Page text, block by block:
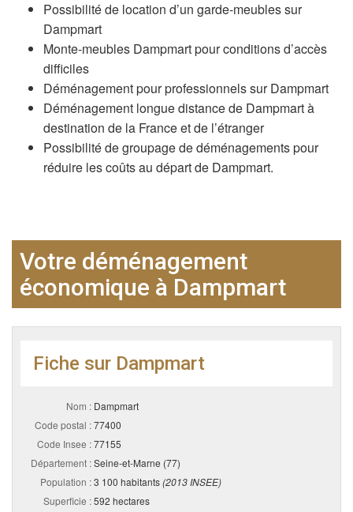
Possibilité de location d’un garde-meubles sur
Dampmart
Monte-meubles Dampmart pour conditions d’accès
difficiles
Déménagement pour professionnels sur Dampmart
Déménagement longue distance de Dampmart à
destination de la France et de l’étranger
Possibilité de groupage de déménagements pour
réduire les coûts au départ de Dampmart.
Votre déménagement
économique à Dampmart
Fiche sur Dampmart
Nom : Dampmart
Code postal :77400
Code Insee :77155
Département :Seine-et-Marne (77)
Population :3 100 habitants(2013 INSEE)
Superficie :592 hectares